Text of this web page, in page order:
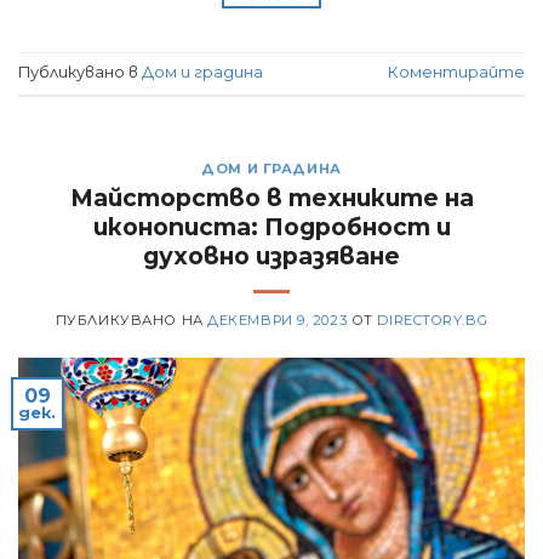
Публикувано в Дом и градина Коментирайте
ДОМ И ГРАДИНА
Майсторство в техниките на
иконописта: Подробност и
духовно изразяване
ПУБЛИКУВАНО НА ДЕКЕМВРИ 9, 2023 ОТ DIRECTORY.BG
09
дек.